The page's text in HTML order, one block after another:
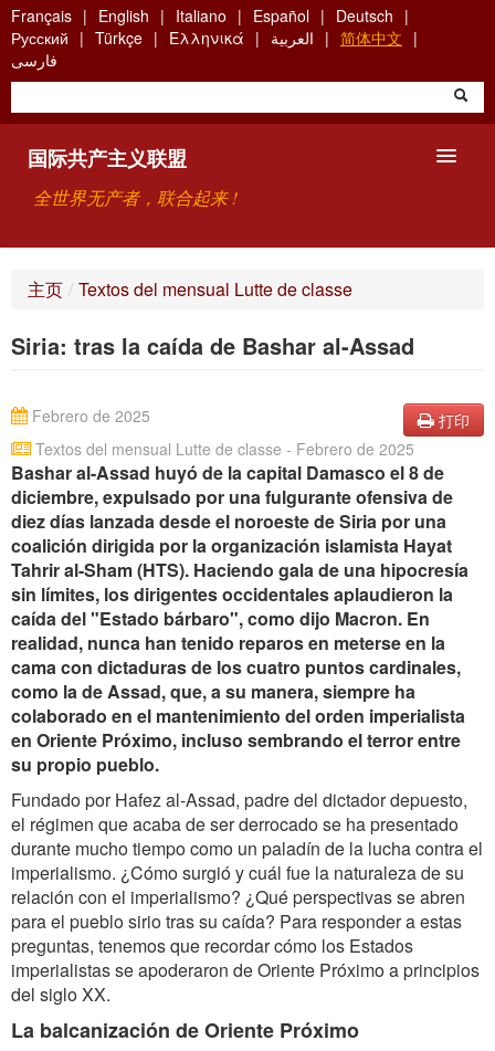
Skip
to
main
content
Français English Italiano Español
Deutsch
Русский
Türkçe Ελληνικά العربية
简体中文
فارسی
国际共产主义联盟
全世界无产者，联合起来 !
联系方式
主页 / Textos del mensual Lutte de classe
Siria: tras la caída de Bashar al-Assad
打印
Textos del mensual Lutte de classe - Febrero de 2025
Febrero de 2025
Bashar al-Assad huyó de la capital Damasco el 8 de
diciembre, expulsado por una fulgurante ofensiva de
diez días lanzada desde el noroeste de Siria por una
coalición dirigida por la organización islamista Hayat
Tahrir al-Sham (HTS). Haciendo gala de una hipocresía
sin límites, los dirigentes occidentales aplaudieron la
caída del "Estado bárbaro", como dijo Macron. En
realidad, nunca han tenido reparos en meterse en la
cama con dictaduras de los cuatro puntos cardinales,
como la de Assad, que, a su manera, siempre ha
colaborado en el mantenimiento del orden imperialista
en Oriente Próximo, incluso sembrando el terror entre
su propio pueblo.
Fundado por Hafez al-Assad, padre del dictador depuesto,
el régimen que acaba de ser derrocado se ha presentado
durante mucho tiempo como un paladín de la lucha contra el
imperialismo. ¿Cómo surgió y cuál fue la naturaleza de su
relación con el imperialismo? ¿Qué perspectivas se abren
para el pueblo sirio tras su caída? Para responder a estas
preguntas, tenemos que recordar cómo los Estados
imperialistas se apoderaron de Oriente Próximo a principios
del siglo XX.
La balcanización de Oriente Próximo